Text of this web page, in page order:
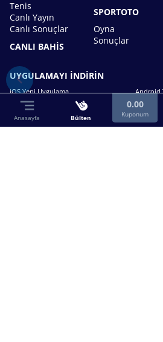
Tenis
Canlı Yayın
Canlı Sonuçlar
CANLI BAHİS
SPORTOTO
Oyna
Sonuçlar
UYGULAMAYI İNDİRİN
iOS Yeni Uygulama Android
Anasayfa Bülten
0.00
Kuponum